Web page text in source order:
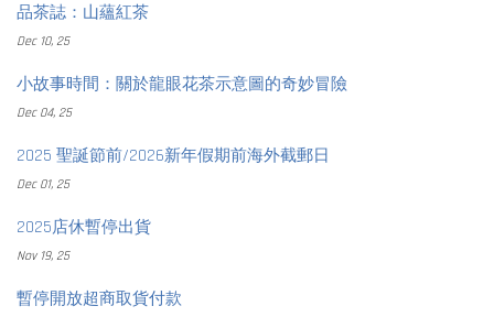
品茶誌：山蘊紅茶
Dec 10, 25
小故事時間：關於龍眼花茶示意圖的奇妙冒險
Dec 04, 25
2025 聖誕節前/2026新年假期前海外截郵日
Dec 01, 25
2025店休暫停出貨
Nov 19, 25
暫停開放超商取貨付款